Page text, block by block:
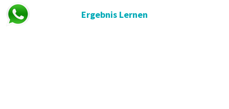
Ergebnis Lernen